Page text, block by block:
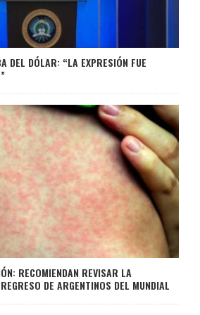
DEL DÓLAR: “LA EXPRESIÓN FUE
RECOMIENDAN REVISAR LA
DE ARGENTINOS DEL MUNDIAL